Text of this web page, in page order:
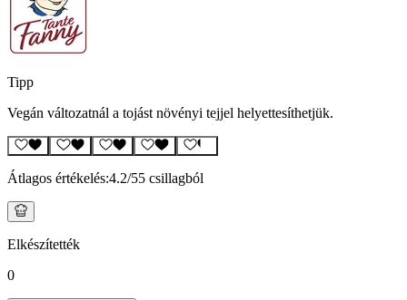
Tipp
Vegán változatnál a tojást növényi tejjel helyettesíthetjük.
Átlagos értékelés:4.2/55 csillagból
Elkészítették
0